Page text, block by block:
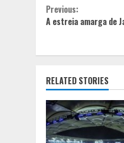
Continue
Reading
Previous:
A estreia amarga de
RELATED STORIES